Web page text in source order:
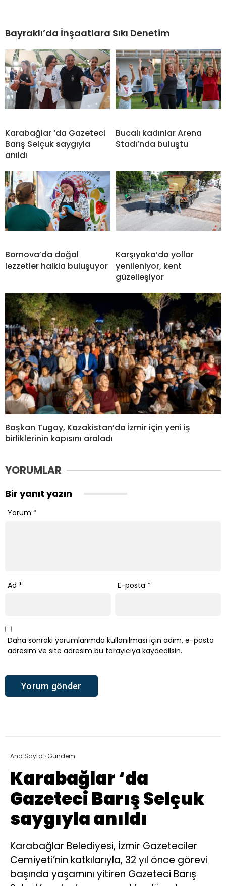
Bayraklı’da İnşaatlara Sıkı Denetim
Karabağlar ‘da Gazeteci
Barış Selçuk saygıyla
anıldı
Bucalı kadınlar Arena
Stadı’nda buluştu
Bornova’da doğal
lezzetler halkla buluşuyor
Karşıyaka’da yollar
yenileniyor, kent
güzelleşiyor
Başkan Tugay, Kazakistan’da İzmir için yeni iş
birliklerinin kapısını araladı
YORUMLAR
Bir yanıt yazın
Yorum *
Ad * E-posta *
Daha sonraki yorumlarımda kullanılması için adım, e-posta
adresim ve site adresim bu tarayıcıya kaydedilsin.
Ana Sayfa ›Gündem
Karabağlar ‘da
Gazeteci Barış Selçuk
saygıyla anıldı
Karabağlar Belediyesi, İzmir Gazeteciler
Cemiyeti’nin katkılarıyla, 32 yıl önce görevi
başında yaşamını yitiren Gazeteci Barış